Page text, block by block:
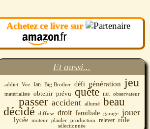
?
Achetez ce livre sur
Et aussi...
addict Vee Ian Big Brother défi génération jeu
matérialiste obtenir prévu quête net observateur
passer accident allumé beau
décidé diffuse droit familiale garage jouer
lycée moteur plaider production relever rôle
sélectionnée